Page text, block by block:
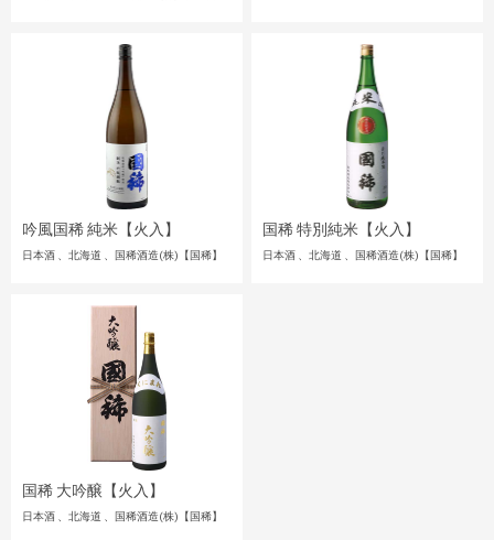
吟風国稀 純米【火入】
日本酒 北海道 国稀酒造(株)【国稀】
国稀 特別純米【火入】
日本酒 北海道 国稀酒造(株)【国稀】
国稀 大吟醸【火入】
日本酒 北海道 国稀酒造(株)【国稀】